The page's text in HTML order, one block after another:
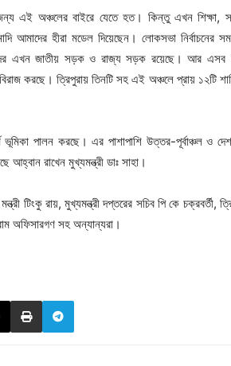
এই অঞ্চলের বাইরে যেতে হত। কিন্তু এখন শিক্ষা,
আমাদের হীরা মডেল দিয়েছেন। লোকসভা নির্বাচনের
এখন জাতীয় সড়ক ও রাজ্য সড়ক রয়েছে। আর
করছে। ত্রিপুরায় তিনটি সহ এই অঞ্চলে প্রায় ১২টি
পালন করছে। এর পাশাপাশি উত্তর-পূর্বাঞ্চল ও
রাখেন মুখ্যমন্ত্রী ডাঃ সাহা।
টিংকু রায়, মুখ্যমন্ত্রী দপ্তরের সচিব পি কে চক্রবর্তী,
অফিসারগণ সহ অন্যান্যরা।